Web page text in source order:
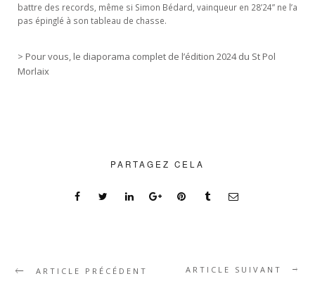
battre des records, même si Simon Bédard, vainqueur en 28’24” ne l’a
pas épinglé à son tableau de chasse.
> Pour vous, le diaporama complet de l’édition 2024 du St Pol
Morlaix
PARTAGEZ CELA
ARTICLE PRÉCÉDENT ARTICLE SUIVANT